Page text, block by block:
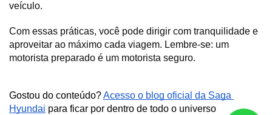
veículo.
Com essas práticas, você pode dirigir com tranquilidade e
aproveitar ao máximo cada viagem. Lembre-se: um
motorista preparado é um motorista seguro.
Gostou do conteúdo? Acesso o blog oficial da Saga
Hyundai para ficar por dentro de todo o universo